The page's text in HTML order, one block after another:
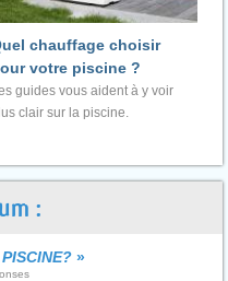
chauffage choisir
votre piscine ?
guides vous aident à y voir
clair sur la piscine.
:
»